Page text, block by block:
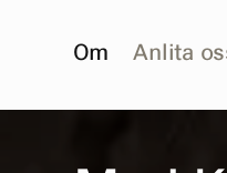
Om Anlita